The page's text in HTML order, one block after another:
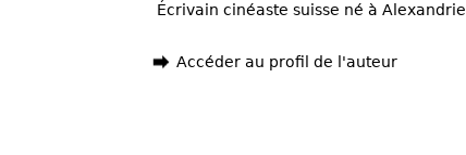
Écrivain cinéaste suisse né à Alexandrie
Accéder au profil de l'auteur